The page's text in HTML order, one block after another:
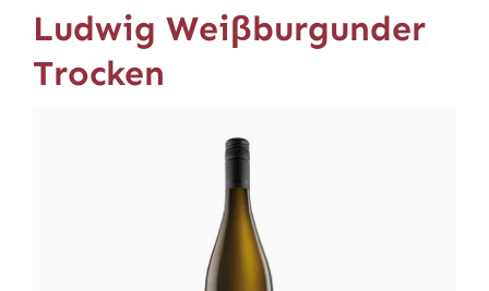
Ludwig Weiβburgunder
Trocken